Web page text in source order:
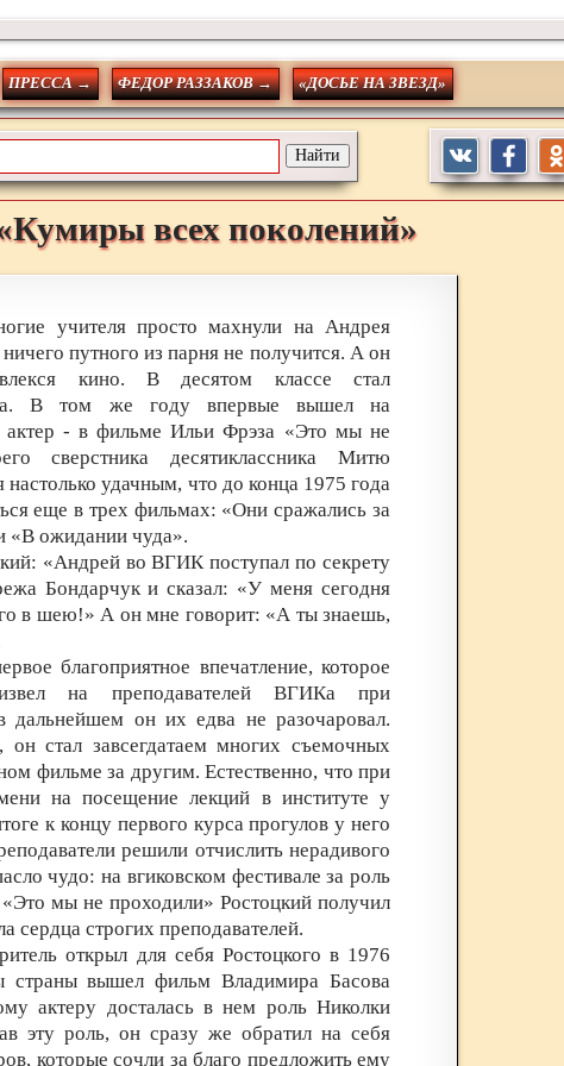
ПРЕССА → ФЕДОР РАЗЗАКОВ → «ДОСЬЕ НА ЗВЕЗД»
всех поколений»
учителя просто махнули на Андрея
путного из парня не получится. А он
кино. В десятом классе стал
В том же году впервые вышел на
- в фильме Ильи Фрэза «Это мы не
сверстника десятиклассника Митю
удачным, что до конца 1975 года
еще в трех фильмах: «Они сражались за
«В ожидании чуда».
«Андрей во ВГИК поступал по секрету
Бондарчук и сказал: «У меня сегодня
в шею!» А он мне говорит: «А ты знаешь,
благоприятное впечатление, которое
на преподавателей ВГИКа при
дальнейшем он их едва не разочаровал.
стал завсегдатаем многих съемочных
фильме за другим. Естественно, что при
на посещение лекций в институте у
к концу первого курса прогулов у него
решили отчислить нерадивого
чудо: на вгиковском фестивале за роль
мы не проходили» Ростоцкий получил
сердца строгих преподавателей.
открыл для себя Ростоцкого в 1976
страны вышел фильм Владимира Басова
актеру досталась в нем роль Николки
эту роль, он сразу же обратил на себя
которые сочли за благо предложить ему